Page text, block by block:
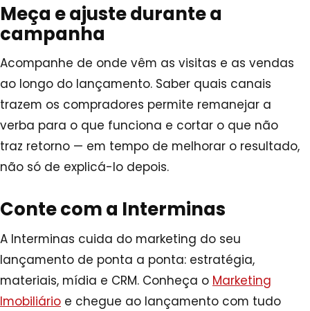
Meça e ajuste durante a
campanha
Acompanhe de onde vêm as visitas e as vendas
ao longo do lançamento. Saber quais canais
trazem os compradores permite remanejar a
verba para o que funciona e cortar o que não
traz retorno — em tempo de melhorar o resultado,
não só de explicá-lo depois.
Conte com a Interminas
A Interminas cuida do marketing do seu
lançamento de ponta a ponta: estratégia,
materiais, mídia e CRM. Conheça o Marketing
Imobiliário e chegue ao lançamento com tudo